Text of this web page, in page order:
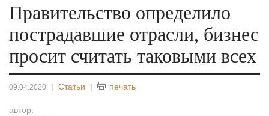
Правительство определило
пострадавшие отрасли, бизнес
просит считать таковыми всех
09.04.2020 | Статьи | печать
автор: